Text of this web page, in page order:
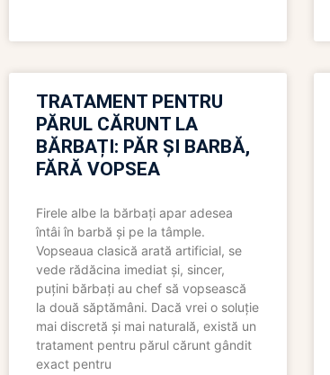
TRATAMENT PENTRU
PĂRUL CĂRUNT LA
BĂRBAȚI: PĂR ȘI BARBĂ,
FĂRĂ VOPSEA
Firele albe la bărbați apar adesea
întâi în barbă și pe la tâmple.
Vopseaua clasică arată artificial, se
vede rădăcina imediat și, sincer,
puțini bărbați au chef să vopsească
la două săptămâni. Dacă vrei o soluție
mai discretă și mai naturală, există un
tratament pentru părul cărunt gândit
exact pentru